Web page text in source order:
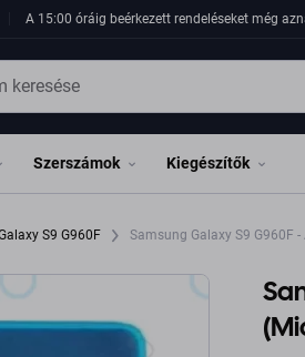
A 15:00 óráig beérkezett rendeléseket még
Szerszámok Kiegészítők
S9 G960F Samsung Galaxy S9 G960F